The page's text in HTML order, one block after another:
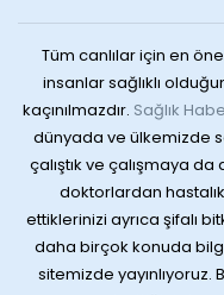
Tüm canlılar için en
insanlar sağlıklı
kaçınılmazdır. Sağlık
dünyada ve ülkemizde
çalıştık ve çalışmaya
doktorlardan
ettiklerinizi ayrıca şifalı
daha birçok konuda
sitemizde yayınlıyoruz.